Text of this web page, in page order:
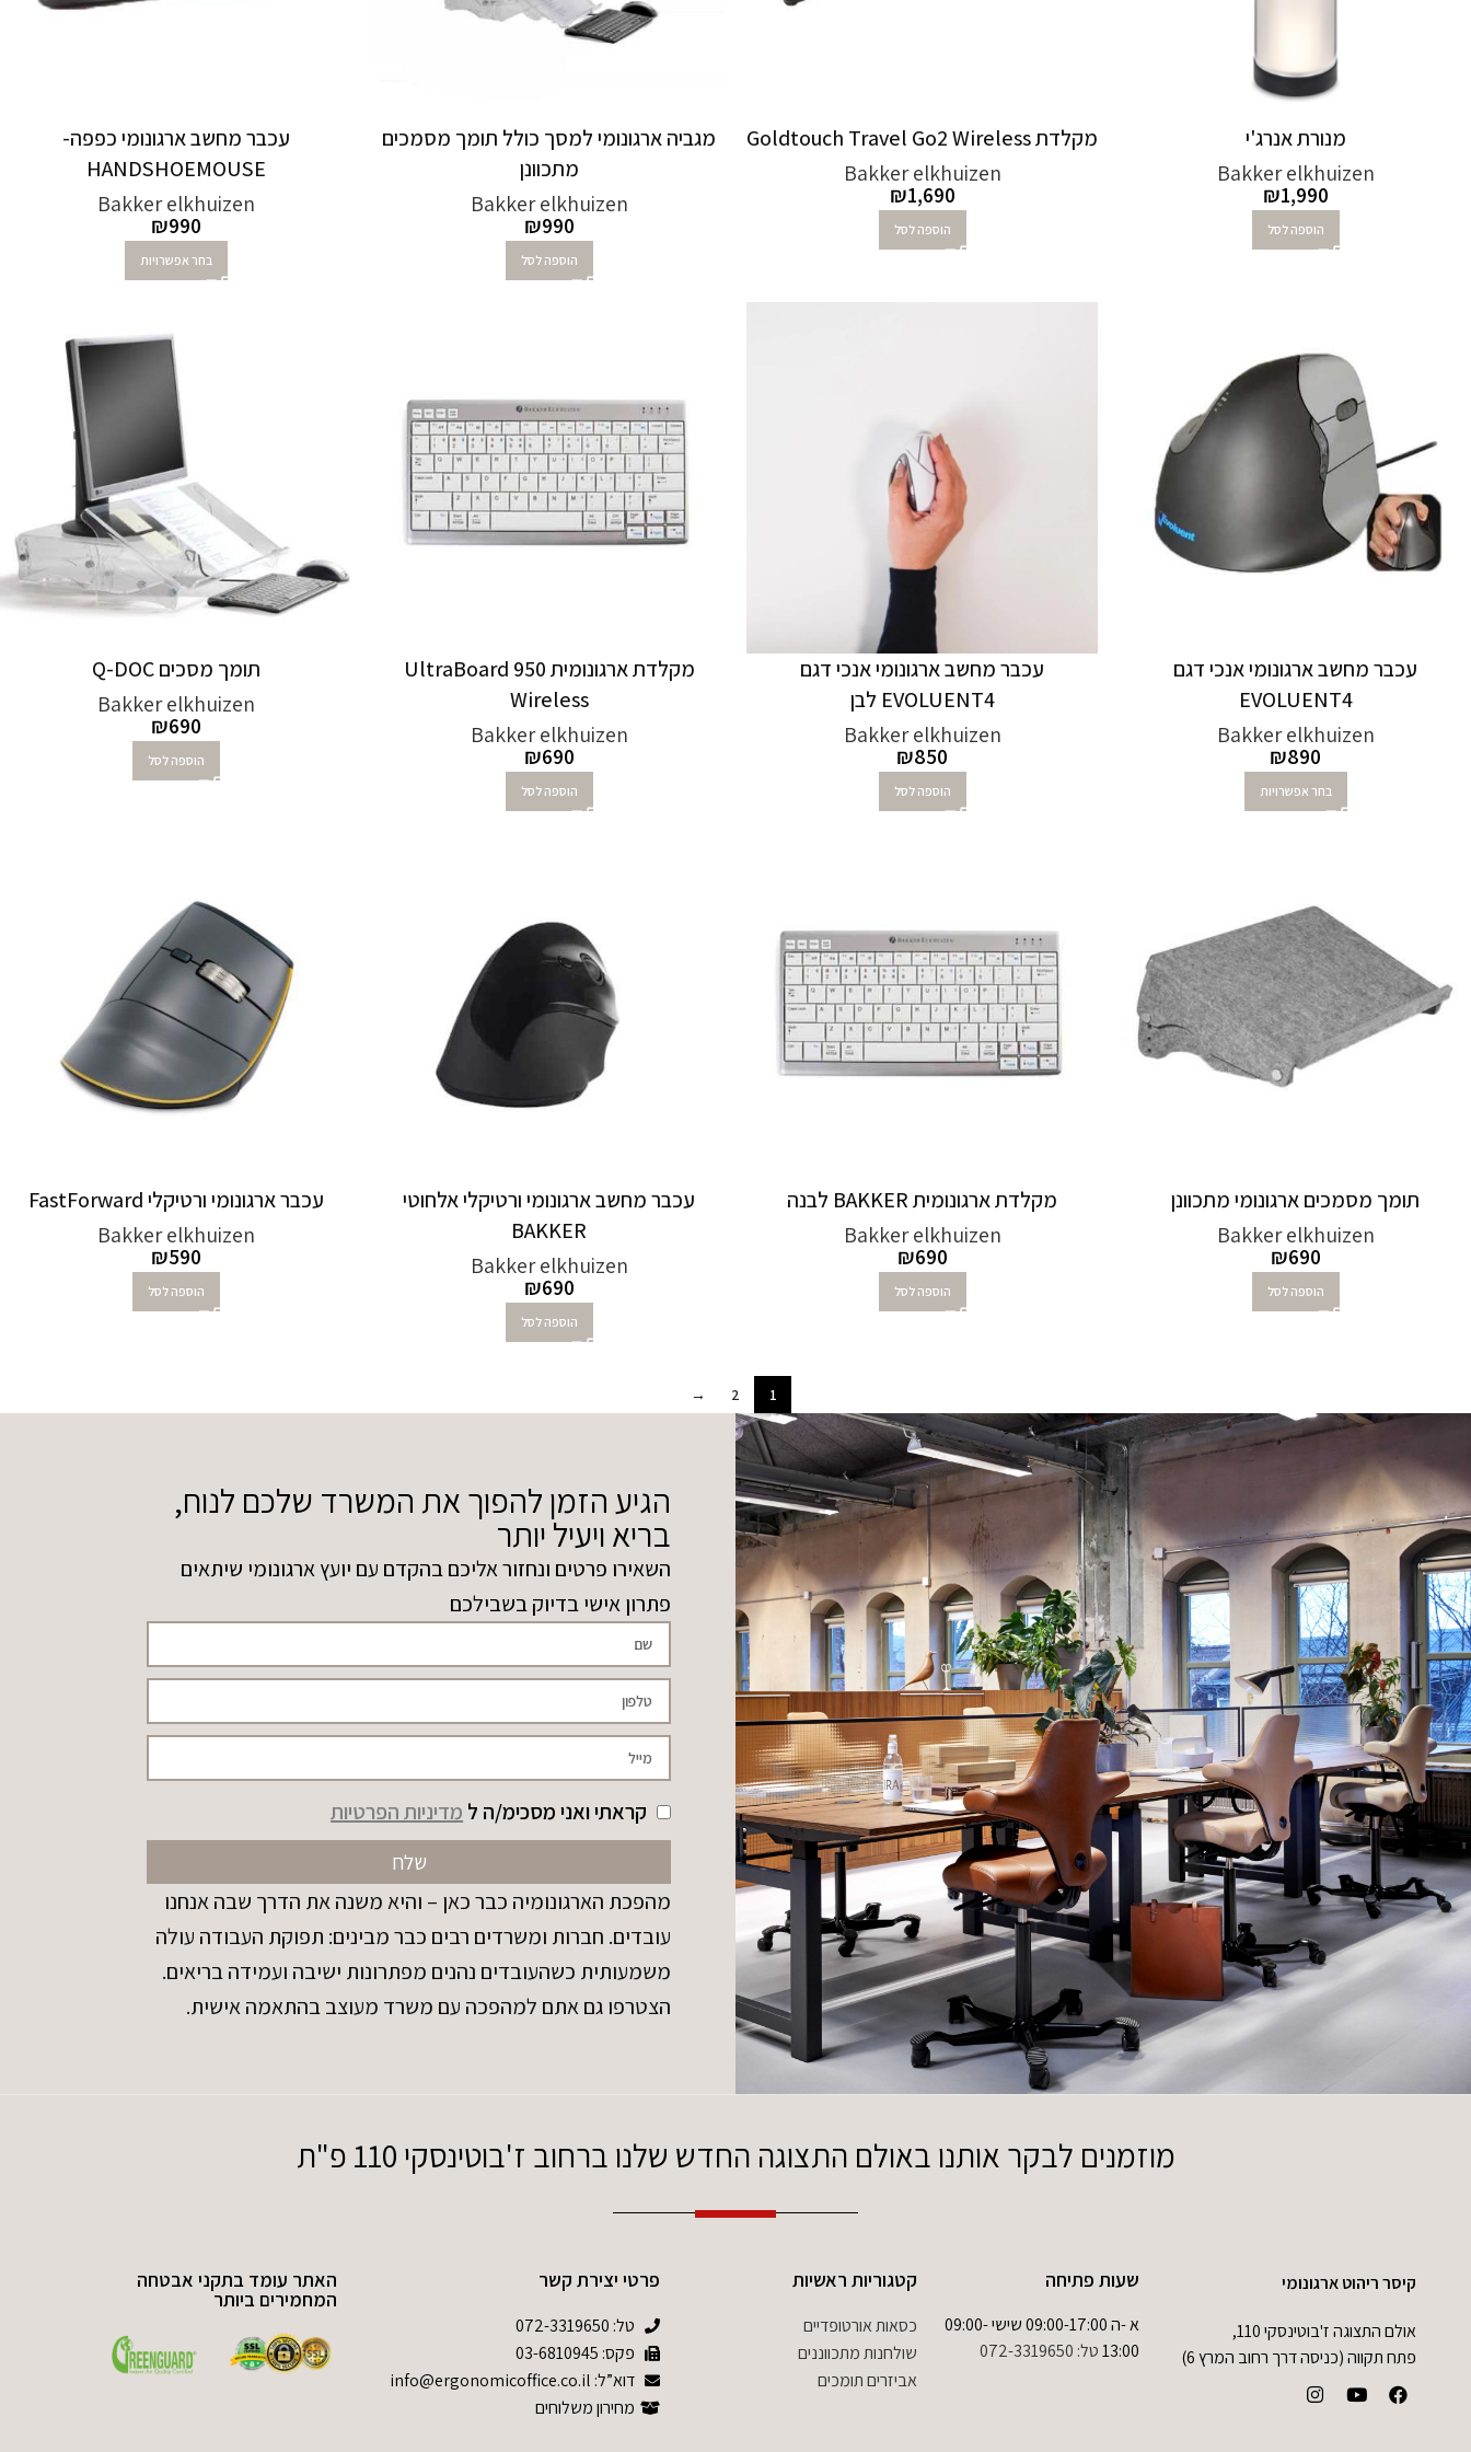
מנורת אנרג'י
Bakker elkhuizen
₪1,990
הוספה לסל
מקלדת Goldtouch Travel Go2 Wireless
Bakker elkhuizen
₪1,690
הוספה לסל
מגביה ארגונומי למסך כולל תומך מסמכים
מתכוונן
Bakker elkhuizen
₪990
הוספה לסל
עכבר מחשב ארגונומי כפפה-
HANDSHOEMOUSE
Bakker elkhuizen
₪990
בחר אפשרויות
עכבר מחשב ארגונומי אנכי דגם
EVOLUENT4
Bakker elkhuizen
₪890
בחר אפשרויות
עכבר מחשב ארגונומי אנכי דגם
EVOLUENT4 לבן
Bakker elkhuizen
₪850
הוספה לסל
מקלדת ארגונומית UltraBoard 950
Wireless
Bakker elkhuizen
₪690
הוספה לסל
תומך מסכים Q-DOC‏
Bakker elkhuizen
₪690
הוספה לסל
תומך מסמכים ארגונומי מתכוונן
Bakker elkhuizen
₪690
הוספה לסל
מקלדת ארגונומית BAKKER לבנה
Bakker elkhuizen
₪690
הוספה לסל
עכבר מחשב ארגונומי ורטיקלי אלחוטי
BAKKER
Bakker elkhuizen
₪690
הוספה לסל
עכבר ארגונומי ורטיקלי FastForward
Bakker elkhuizen
₪590
הוספה לסל
1
2
→
הגיע הזמן להפוך את המשרד שלכם לנוח,
בריא ויעיל יותר
השאירו פרטים ונחזור אליכם בהקדם עם יועץ ארגונומי שיתאים
פתרון אישי בדיוק בשבילכם
קראתי ואני מסכימ/ה ל מדיניות הפרטיות
שלח
מהפכת הארגונומיה כבר כאן – והיא משנה את הדרך שבה אנחנו
עובדים. חברות ומשרדים רבים כבר מבינים: תפוקת העבודה עולה
משמעותית כשהעובדים נהנים מפתרונות ישיבה ועמידה בריאים.
הצטרפו גם אתם למהפכה עם משרד מעוצב בהתאמה אישית.
מוזמנים לבקר אותנו באולם התצוגה החדש שלנו ברחוב ז'בוטינסקי 110 פ"ת
קיסר ריהוט ארגונומי
אולם התצוגה ז'בוטינסקי 110,
פתח תקווה (כניסה דרך רחוב המרץ 6)
שעות פתיחה
א -ה 09:00-17:00 שישי 09:00-
13:00 טל: 072-3319650
קטגוריות ראשיות
כסאות אורטופדיים
שולחנות מתכווננים
אביזרים תומכים
פרטי יצירת קשר
טל: 072-3319650
פקס: 03-6810945
דוא”ל: info@ergonomicoffice.co.il
מחירון משלוחים
האתר עומד בתקני אבטחה
המחמירים ביותר